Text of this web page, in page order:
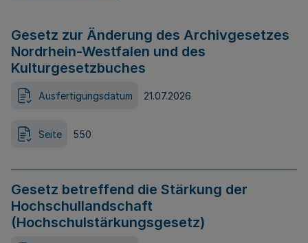
Gesetz zur Änderung des Archivgesetzes
Nordrhein-Westfalen und des
Kulturgesetzbuches
Ausfertigungsdatum 21.07.2026
Seite 550
Gesetz betreffend die Stärkung der
Hochschullandschaft
(Hochschulstärkungsgesetz)